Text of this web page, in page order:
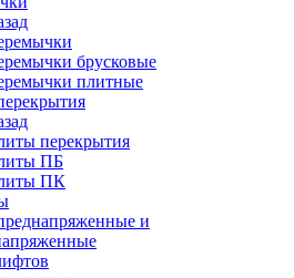
брусковые
плитные
перекрытия
ПБ
ПК
и